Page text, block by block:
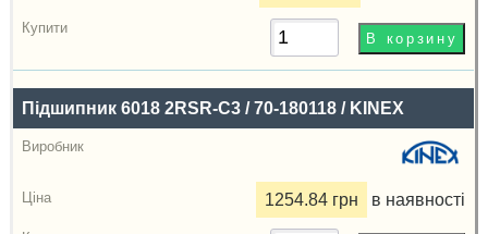
Підшипник 6018 2RSR-C3 / 70-180118 / KINEX
1254.84 грн в наявності